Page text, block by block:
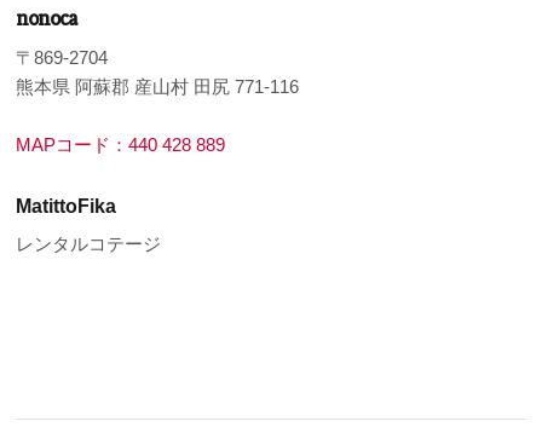
nonoca
〒869-2704
熊本県 阿蘇郡 産山村 田尻 771-116
MAPコード：440 428 889
MatittoFika
レンタルコテージ